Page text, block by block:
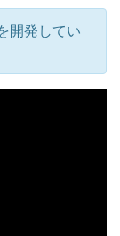
開発してい